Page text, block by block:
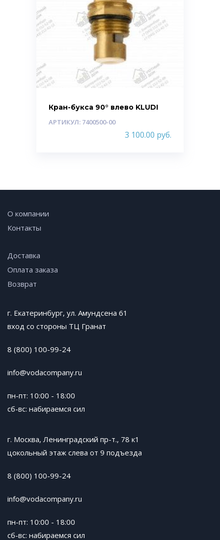
Кран-букса 90° влево KLUDI
АРТИКУЛ: 7400500-00
3 100.00 руб.
О компании
Контакты
Доставка
Оплата заказа
Возврат
г. Екатеринбург, ул. Амундсена 61
вход со стороны ТЦ Гранат
8 (800) 100-99-24
info@vodacompany.ru
пн-пт: 10:00 - 18:00
сб-вс: набираемся сил
г. Москва, Ленинградский пр-т., 78 к1
цокольный этаж слева от 9 подъезда
8 (800) 100-99-24
info@vodacompany.ru
пн-пт: 10:00 - 18:00
сб-вс: набираемся сил